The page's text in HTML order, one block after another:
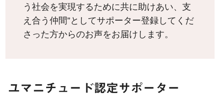
う社会を実現するために共に助けあい、支
え合う仲間”としてサポーター登録してくだ
さった方からのお声をお届けします。
ユマニチュード認定サポーター